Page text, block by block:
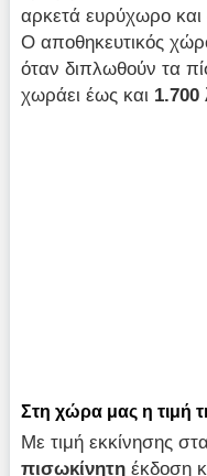
αρκετά ευρύχωρο και
Ο αποθηκευτικός
όταν διπλωθούν τα
χωράει έως και 1.700
Στη χώρα μας η τιμή
Με τιμή εκκίνησης
πισωκίνητη έκδοση